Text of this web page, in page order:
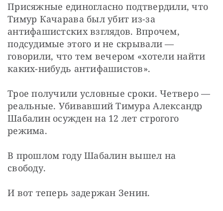
Присяжные единогласно подтвердили, что
Тимур Качарава был убит из-за
антифашистских взглядов. Впрочем,
подсудимые этого и не скрывали — ​
говорили, что тем вечером «хотели найти
каких-нибудь антифашистов».
Трое получили условные сроки. Четверо — ​
реальные. Убивавший Тимура Александр
Шабалин осужден на 12 лет строгого
режима.
В прошлом году Шабалин вышел на
свободу.
И вот теперь задержан Зенин.